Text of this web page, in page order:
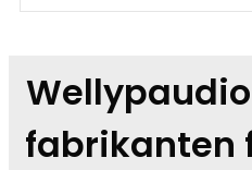
fabrikanten